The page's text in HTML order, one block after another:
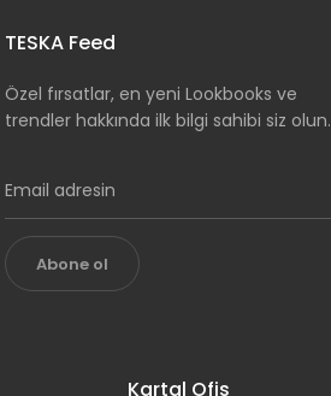
TESKA Feed
Özel fırsatlar, en yeni Lookbooks ve
trendler hakkında ilk bilgi sahibi siz olun.
Abone ol
Kartal Ofis